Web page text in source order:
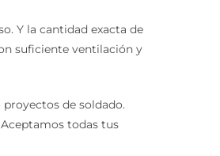
Y la cantidad exacta de
suficiente ventilación y
de soldado.
todas tus